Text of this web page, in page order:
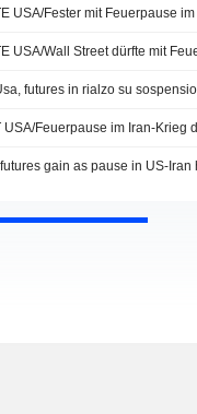
USA/Wall Street dürfte mit
futures in rialzo su
USA/Feuerpause im Iran-Krieg
gain as pause in US-